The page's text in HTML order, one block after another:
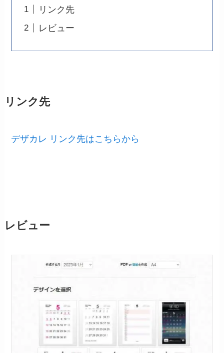
リンク先
レビュー
リンク先
デザカレ リンク先はこちらから
レビュー